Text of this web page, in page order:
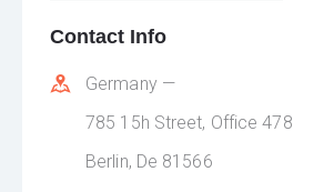
Contact Info
Germany —
785 15h Street, Office 478
Berlin, De 81566